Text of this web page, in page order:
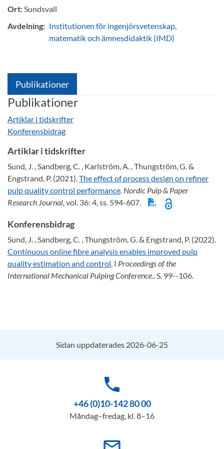
Ort:Sundsvall
Avdelning: Institutionen för ingenjörsvetenskap,
matematik och ämnesdidaktik (IMD)
Publikationer
Publikationer
Artiklar i tidskrifter
Konferensbidrag
Artiklar i tidskrifter
Sund, J. , Sandberg, C. , Karlström, A. , Thungström, G. &
Engstrand, P. (2021).The effect of process design on refiner
pulp quality control performance. Nordic Pulp & Paper
Research Journal, vol. 36: 4, ss. 594-607.
Konferensbidrag
Sund, J. , Sandberg, C. , Thungström, G. & Engstrand, P. (2022).
Continuous online fibre analysis enables improved pulp
quality estimation and control. I Proceedings of the
International Mechanical Pulping Conference.. S. 99--106.
Sidan uppdaterades 2026-06-25
phone
+46 (0)10-142 80 00
Måndag–fredag, kl. 8–16